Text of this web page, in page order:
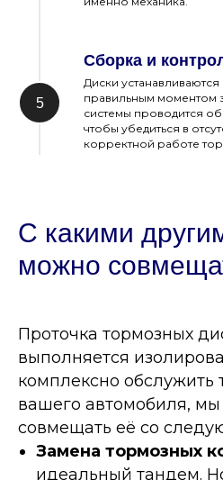
Сборка и
Диски
правильным моментом
системы проводится
чтобы убедиться в
корректной работе
С какими
можно
Проточка тормозных
выполняется
комплексно обслужить
вашего автомобиля,
совмещать её со
Замена тормозных
идеальный тандем.